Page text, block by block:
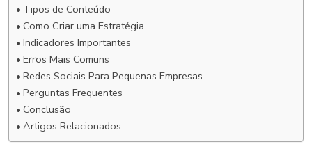
Tipos de Conteúdo
Como Criar uma Estratégia
Indicadores Importantes
Erros Mais Comuns
Redes Sociais Para Pequenas Empresas
Perguntas Frequentes
Conclusão
Artigos Relacionados